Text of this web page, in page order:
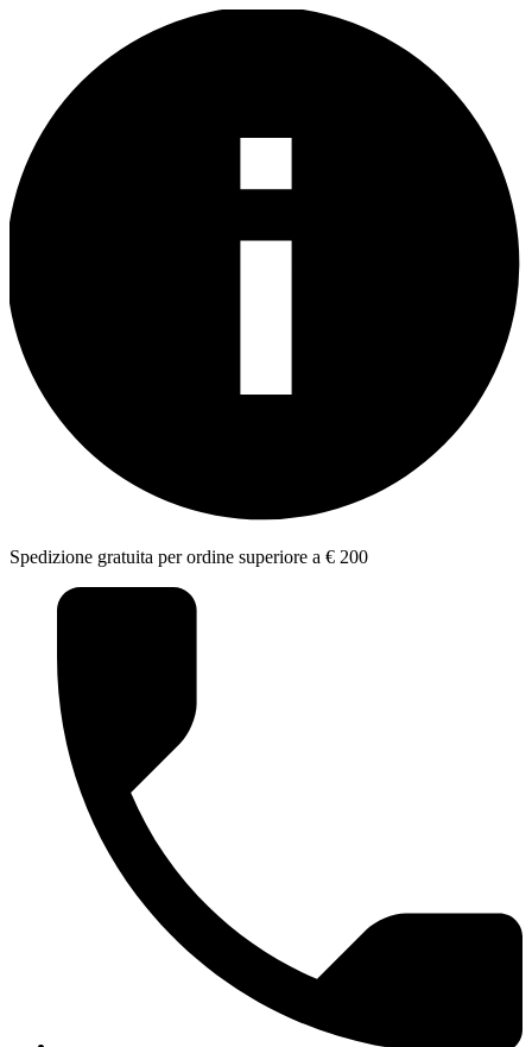
Spedizione gratuita per ordine superiore a € 200